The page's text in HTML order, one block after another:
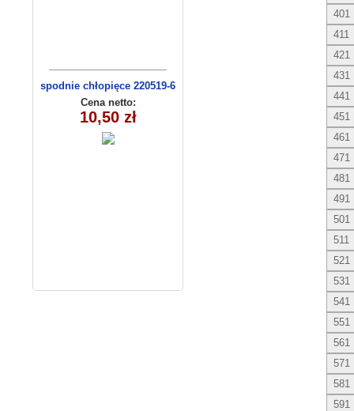
spodnie chłopięce 220519-6
(1- 4) 4 szt
Cena netto:
10,50 zł
401
411
421
431
441
451
461
471
481
491
501
511
521
531
541
551
561
571
581
591